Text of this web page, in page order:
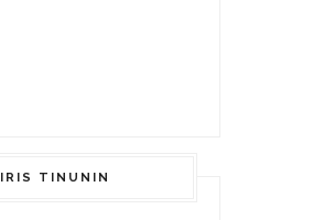
IRIS TINUNIN